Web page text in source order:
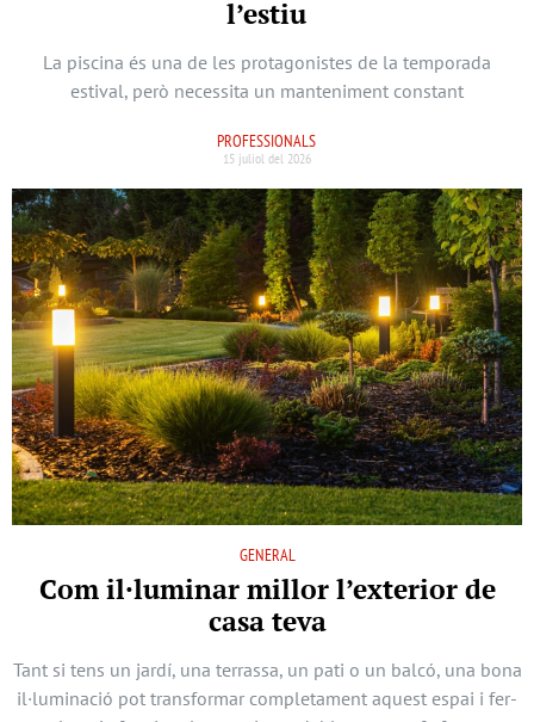
l’estiu
La piscina és una de les protagonistes de la temporada
estival, però necessita un manteniment constant
PROFESSIONALS
15 juliol del 2026
GENERAL
Com il·luminar millor l’exterior de
casa teva
Tant si tens un jardí, una terrassa, un pati o un balcó, una bona
il·luminació pot transformar completament aquest espai i fer-